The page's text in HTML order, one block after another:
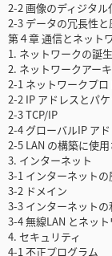
2-2 画像のディジタル
2-3 データの冗長性と
第４章 通信とネット
1. ネットワークの誕
2. ネットワークアー
2-1 ネットワークプロ
2-2 IP アドレスとパケ
2-3 TCP/IP
2-4 グローバルIP ア
2-5 LAN の構築に使
3. インターネット
3-1 インターネットの
3-2 ドメイン
3-3 インターネットの
3-4 無線LAN とネッ
4. セキュリティ
4-1 不正プログラム